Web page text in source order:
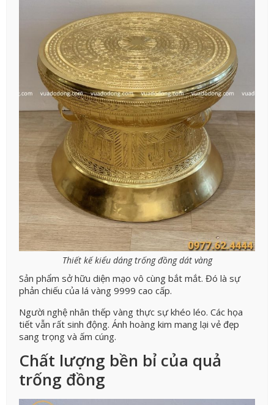
Thiết kế kiểu dáng trống đồng dát vàng
Sản phẩm sở hữu diện mạo vô cùng bắt mắt. Đó là sự
phản chiếu của lá vàng 9999 cao cấp.
Người nghệ nhân thếp vàng thực sự khéo léo. Các họa
tiết vẫn rất sinh động. Ánh hoàng kim mang lại vẻ đẹp
sang trọng và ấm cúng.
Chất lượng bền bỉ của quả
trống đồng